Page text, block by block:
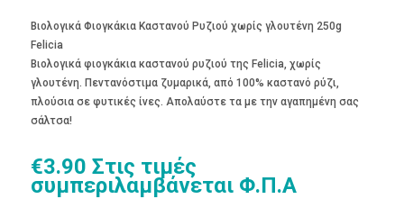
Βιολογικά Φιογκάκια Καστανού Ρυζιού χωρίς γλουτένη 250g
Felicia
Βιολογικά φιογκάκια καστανού ρυζιού της Felicia, χωρίς
γλουτένη. Πεντανόστιμα ζυμαρικά, από 100% καστανό ρύζι,
πλούσια σε φυτικές ίνες. Απολαύστε τα με την αγαπημένη σας
σάλτσα!
€3.90 Στις τιμές
συμπεριλαμβάνεται Φ.Π.Α